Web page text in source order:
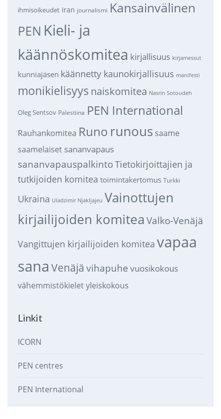
ihmisoikeudet Iran journalismi Kansainvälinen
PEN Kieli- ja
käännöskomitea kirjallisuus kirjamessut
kunniajäsen käännetty kaunokirjallisuus manifesti
monikielisyys naiskomitea Nasrin Sotoudeh
Oleg Sentsov Palestiina PEN International
Rauhankomitea Runo runous saame
saamelaiset sananvapaus
sananvapauspalkintoTietokirjoittajien ja
tutkijoiden komitea toimintakertomus Turkki
Ukraina Uladzimir Njakljajeu Vainottujen
kirjailijoiden komitea Valko-Venäjä
Vangittujen kirjailijoiden komitea vapaa
sana Venäjä vihapuhe vuosikokous
vähemmistökieletyleiskokous
Linkit
ICORN
PEN centres
PEN International